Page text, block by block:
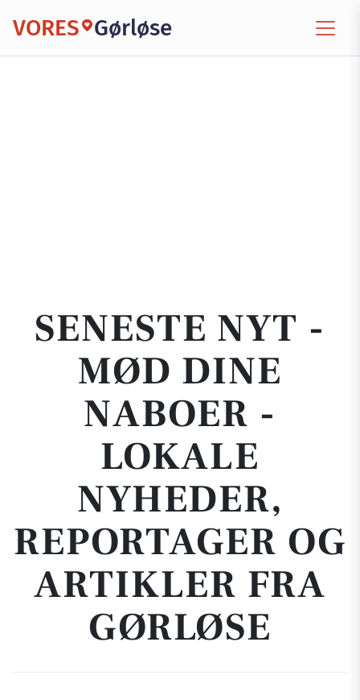
VORES Gørløse
SENESTE NYT -
MØD DINE
NABOER -
LOKALE
NYHEDER,
REPORTAGER OG
ARTIKLER FRA
GØRLØSE